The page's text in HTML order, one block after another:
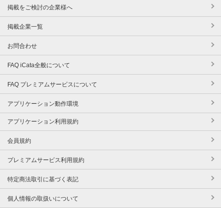
掲載をご検討の企業様へ
掲載企業一覧
お問合わせ
FAQ iCata全般について
FAQ プレミアムサービスについて
アプリケーション動作環境
アプリケーション利用規約
会員規約
プレミアムサービス利用規約
特定商法取引に基づく表記
個人情報の取扱いについて